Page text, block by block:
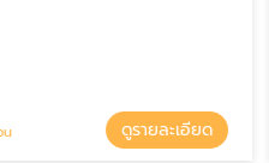
ดูรายละเอียด